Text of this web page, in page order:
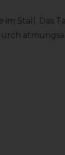
Stall. Das